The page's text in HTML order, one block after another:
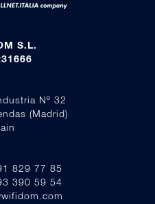
S.L.
Nº 32
(Madrid)
829 77 85
390 59 54